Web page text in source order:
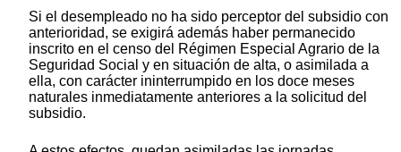
Si el desempleado no ha sido perceptor del subsidio con
anterioridad, se exigirá además haber permanecido
inscrito en el censo del Régimen Especial Agrario de la
Seguridad Social y en situación de alta, o asimilada a
ella, con carácter ininterrumpido en los doce meses
naturales inmediatamente anteriores a la solicitud del
subsidio.